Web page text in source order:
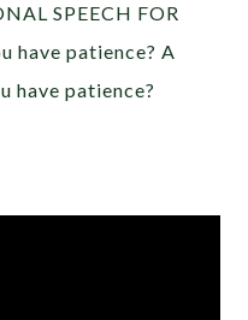
SPEECH FOR
have patience? A
have patience?